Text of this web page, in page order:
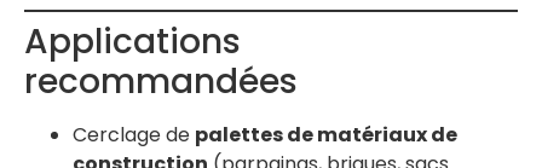
Applications
recommandées
Cerclage de palettes de matériaux de